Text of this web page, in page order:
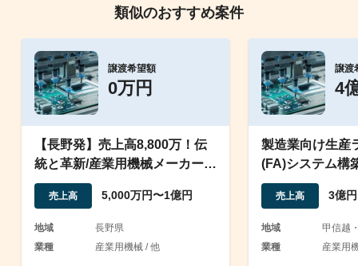
類似のおすすめ案件
譲渡希望額
0万円
【長野発】売上高8,800万！伝
統と革新/産業用機械メーカーの
新たな船出を支援
売上高 5,000万円〜1億円
地域
長野県
業種
産業用機械 / 他
譲渡
4
製造業向け生産
(FA)システム構
売上高 3億
地域
甲信越
業種
産業用